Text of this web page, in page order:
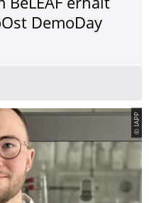
BeLEAF erhält
DemoDay
© IAPP